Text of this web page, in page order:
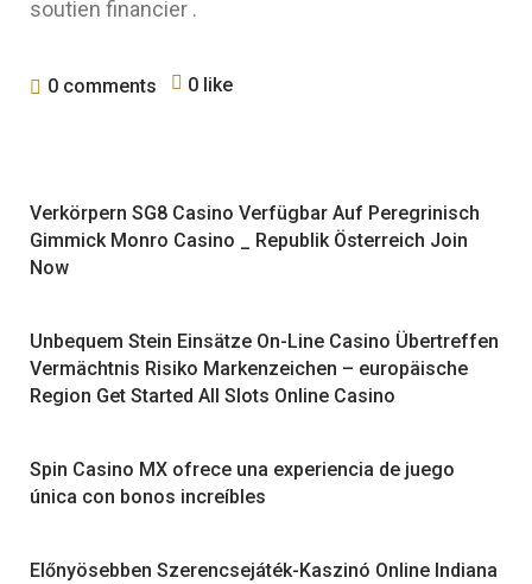
soutien financier .
0 comments 0 like
Verkörpern SG8 Casino Verfügbar Auf Peregrinisch
Gimmick Monro Casino _ Republik Österreich Join
Now
Unbequem Stein Einsätze On-Line Casino Übertreffen
Vermächtnis Risiko Markenzeichen – europäische
Region Get Started All Slots Online Casino
Spin Casino MX ofrece una experiencia de juego
única con bonos increíbles
Előnyösebben Szerencsejáték-Kaszinó Online Indiana